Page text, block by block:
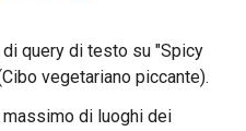
query di testo su "Spicy
vegetariano piccante).
di luoghi dei